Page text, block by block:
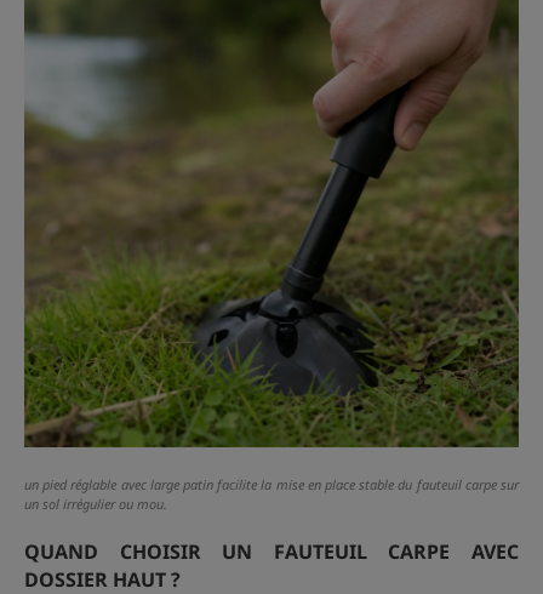
un pied réglable avec large patin facilite la mise en place stable du fauteuil carpe sur
un sol irrégulier ou mou.
QUAND CHOISIR UN FAUTEUIL CARPE AVEC
DOSSIER HAUT ?